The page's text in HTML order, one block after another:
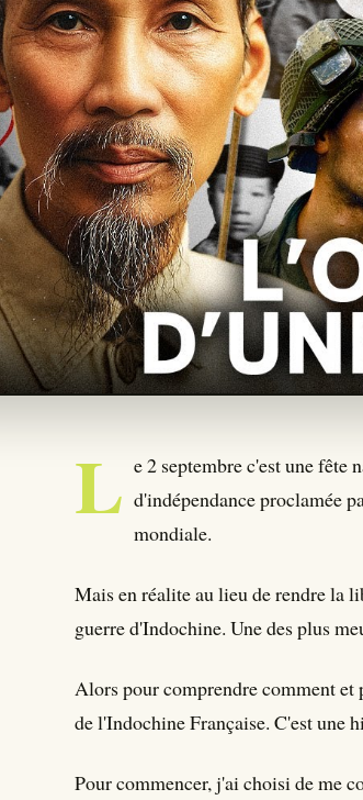
L e 2 septembre c'est une fête
d'indépendance proclamée
mondiale.
Mais en réalite au lieu de rendre la
guerre d'Indochine. Une des plus
Alors pour comprendre comment
de l'Indochine Française. C'est une
Pour commencer, j'ai choisi de me